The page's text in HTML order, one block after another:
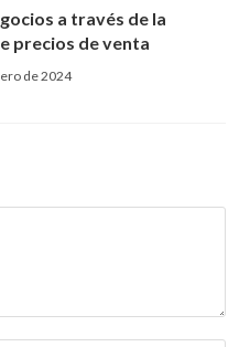
a través de la
precios de venta
de 2024